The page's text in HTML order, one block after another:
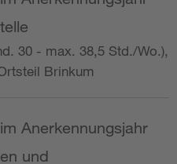
30 - max. 38,5 Std./Wo.),
Brinkum
Anerkennungsjahr
und